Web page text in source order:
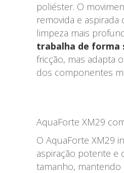
poliéster. O
removida e
limpeza mais
trabalha de forma
fricção, mas adapta
dos componentes
AquaForte XM29
O AquaForte XM29
aspiração potente e
tamanho, mantendo